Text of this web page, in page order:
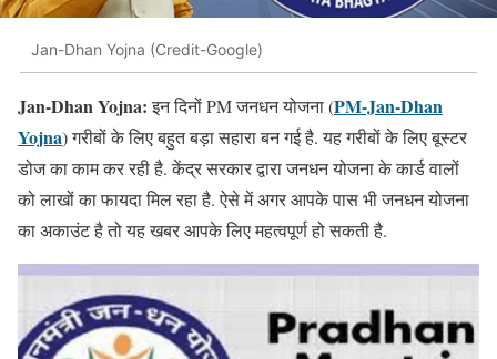
Jan-Dhan Yojna (Credit-Google)
Jan-Dhan Yojna:इन दिनों PM जनधन योजना (PM-Jan-Dhan
Yojna) गरीबों के लिए बहुत बड़ा सहारा बन गई है. यह गरीबों के लिए बूस्टर
डोज का काम कर रही है. केंद्र सरकार द्वारा जनधन योजना के कार्ड वालों
को लाखों का फायदा मिल रहा है. ऐसे में अगर आपके पास भी जनधन योजना
का अकाउंट है तो यह खबर आपके लिए महत्वपूर्ण हो सकती है.